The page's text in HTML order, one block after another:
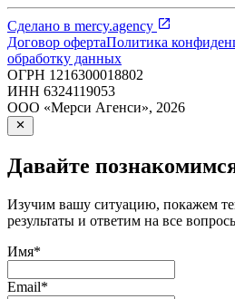
Сделано в mercy.agency
Договор офертаПолитика
обработку данных
ОГРН 1216300018802
ИНН 6324119053
ООО «Мерси Агенси», 2026
Давайте
Изучим вашу ситуацию, покажем
результаты и ответим на все
Имя*
Email*